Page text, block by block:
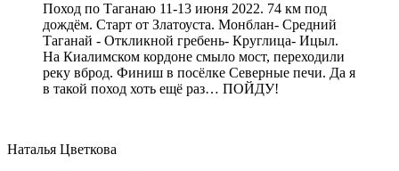
Поход по Таганаю 11-13 июня 2022. 74 км под
дождём. Старт от Златоуста. Монблан- Средний
Таганай - Откликной гребень- Круглица- Ицыл.
На Киалимском кордоне смыло мост, переходили
реку вброд. Финиш в посёлке Северные печи. Да я
в такой поход хоть ещё раз… ПОЙДУ!
Наталья Цветкова